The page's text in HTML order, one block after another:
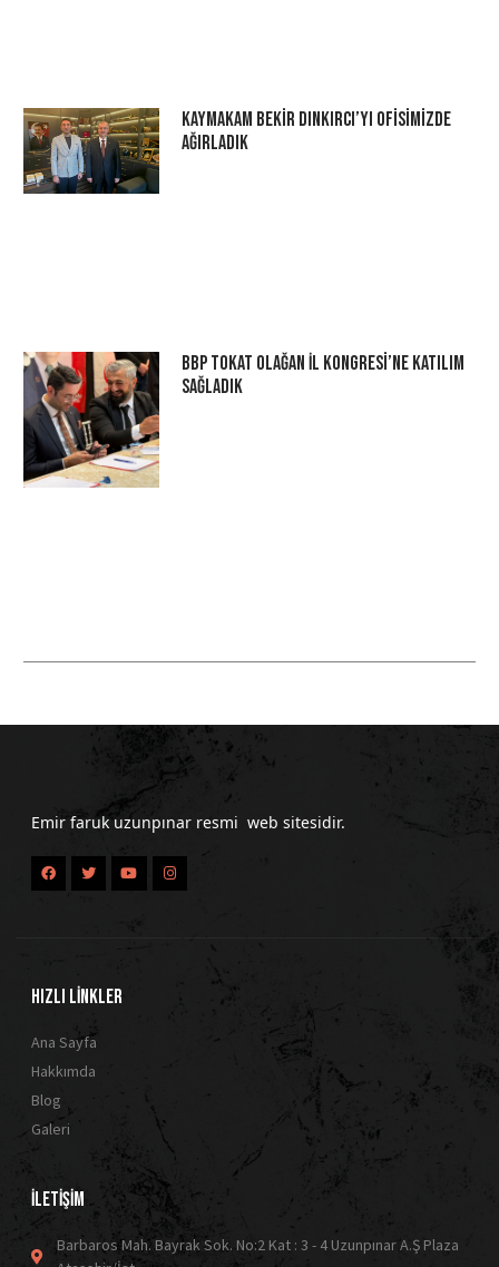
Kaymakam Bekir Dınkırcı’yı Ofisimizde
Ağırladık
BBP Tokat Olağan İl Kongresi’ne Katılım
Sağladık
Emir faruk uzunpınar resmi web sitesidir.
HIZLI LİNKLER
Ana Sayfa
Hakkımda
Blog
Galeri
İLETİŞİM
Barbaros Mah. Bayrak Sok. No:2 Kat : 3 - 4 Uzunpınar A.Ş Plaza